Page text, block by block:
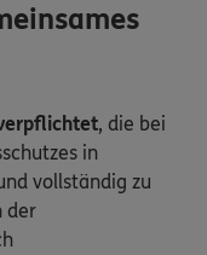
, die bei
in
vollständig zu
der